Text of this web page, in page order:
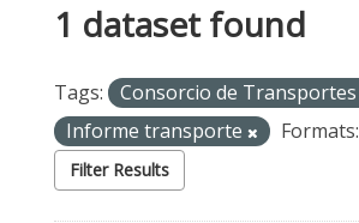
1 dataset found
Tags: Consorcio de Transportes
Informe transporte
Formats:
Filter Results